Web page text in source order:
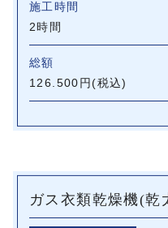
施工時間
2時間
総額
126.500円(税込)
ガス衣類乾燥機(乾